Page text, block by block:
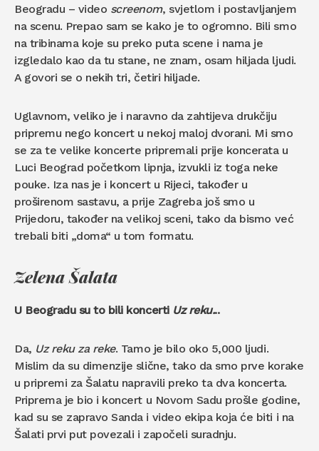
Beogradu – video screenom, svjetlom i postavljanjem
na scenu. Prepao sam se kako je to ogromno. Bili smo
na tribinama koje su preko puta scene i nama je
izgledalo kao da tu stane, ne znam, osam hiljada ljudi.
A govori se o nekih tri, četiri hiljade.
Uglavnom, veliko je i naravno da zahtijeva drukčiju
pripremu nego koncert u nekoj maloj dvorani. Mi smo
se za te velike koncerte pripremali prije koncerata u
Luci Beograd početkom lipnja, izvukli iz toga neke
pouke. Iza nas je i koncert u Rijeci, također u
proširenom sastavu, a prije Zagreba još smo u
Prijedoru, također na velikoj sceni, tako da bismo već
trebali biti „doma“ u tom formatu.
Zelena Šalata
U Beogradu su to bili koncerti Uz reku...
Da, Uz reku za reke. Tamo je bilo oko 5,000 ljudi.
Mislim da su dimenzije slične, tako da smo prve korake
u pripremi za Šalatu napravili preko ta dva koncerta.
Priprema je bio i koncert u Novom Sadu prošle godine,
kad su se zapravo Sanda i video ekipa koja će biti i na
Šalati prvi put povezali i započeli suradnju.